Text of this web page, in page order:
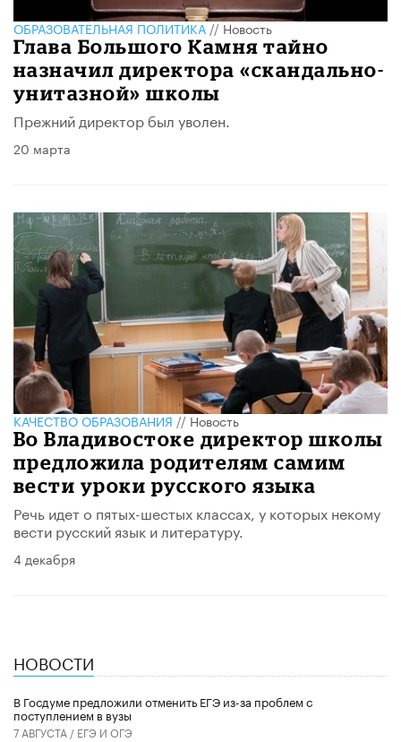
ОБРАЗОВАТЕЛЬНАЯ ПОЛИТИКА//Новость
Глава Большого Камня тайно
назначил директора «скандально-
унитазной» школы
Прежний директор был уволен.
20 марта
КАЧЕСТВО ОБРАЗОВАНИЯ//Новость
Во Владивостоке директор школы
предложила родителям самим
вести уроки русского языка
Речь идет о пятых-шестых классах, у которых некому
вести русский язык и литературу.
4 декабря
НОВОСТИ
В Госдуме предложили отменить ЕГЭ из-за проблем с
поступлением в вузы
7 АВГУСТА / ЕГЭ И ОГЭ